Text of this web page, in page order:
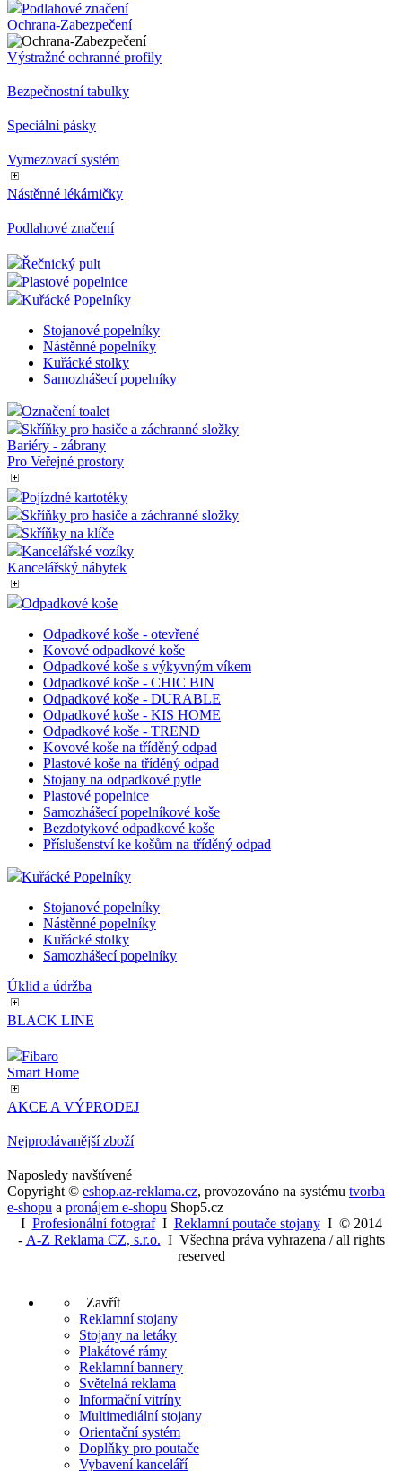
Podlahové značení
Ochrana-Zabezpečení
Výstražné ochranné profily
Bezpečnostní tabulky
Speciální pásky
Vymezovací systém
Nástěnné lékárničky
Podlahové značení
Řečnický pult
Plastové popelnice
Kuřácké Popelníky
Stojanové popelníky
Nástěnné popelníky
Kuřácké stolky
Samozhášecí popelníky
Označení toalet
Skříňky pro hasiče a záchranné složky
Pro Veřejné prostory
Skříňky pro hasiče a záchranné složky
Skříňky na klíče
Kancelářské vozíky
Kancelářský nábytek
Odpadkové koše
Odpadkové koše - otevřené
Kovové odpadkové koše
Odpadkové koše s výkyvným víkem
Odpadkové koše - CHIC BIN
Odpadkové koše - DURABLE
Odpadkové koše - KIS HOME
Odpadkové koše - TREND
Kovové koše na tříděný odpad
Stojany na odpadkové pytle
Samozhášecí popelníkové koše
Bezdotykové odpadkové koše
Příslušenství ke košům na tříděný odpad
Nástěnné popelníky
Samozhášecí popelníky
Úklid a údržba
BLACK LINE
Fibaro
Smart Home
AKCE A VÝPRODEJ
Nejprodávanější zboží
e-shopu
apronájem e-shopu
Profesionální fotografIReklamní poutače stojany
A-Z Reklama CZ, s.r.o.I Všechna práva vyhrazena / all rights
Zavřít
Reklamní stojany
Stojany na letáky
Plakátové rámy
Reklamní bannery